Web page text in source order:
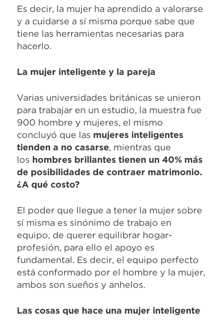
Es decir, la mujer ha aprendido a valorarse
y a cuidarse a sí misma porque sabe que
tiene las herramientas necesarias para
hacerlo.
La mujer inteligente y la pareja
Varias universidades británicas se unieron
para trabajar en un estudio, la muestra fue
900 hombre y mujeres, el mismo
concluyó que las mujeres inteligentes
tienden a no casarse, mientras que
los hombres brillantes tienen un 40% más
de posibilidades de contraer matrimonio.
¿A qué costo?
El poder que llegue a tener la mujer sobre
sí misma es sinónimo de trabajo en
equipo, de querer equilibrar hogar-
profesión, para ello el apoyo es
fundamental. Es decir, el equipo perfecto
está conformado por el hombre y la mujer,
ambos son sueños y anhelos.
Las cosas que hace una mujer inteligente